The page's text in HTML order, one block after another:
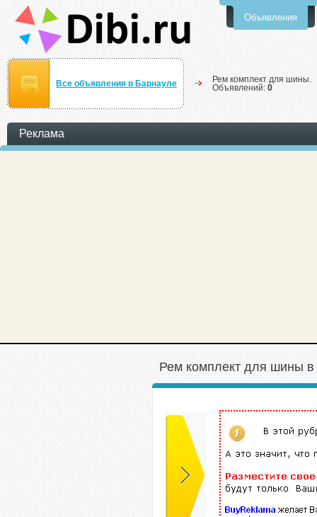
Объявления
Все объявления в Барнауле
Рем комплект для шины.
Объявлений: 0
Реклама
Рем комплект для шины